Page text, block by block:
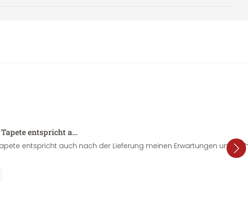
entspricht a…
entspricht auch nach der Lieferung meinen Erwartungen und